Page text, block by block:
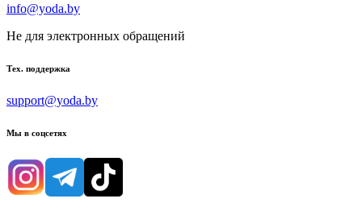
info@yoda.by
Не для электронных обращений
Тех. поддержка
support@yoda.by
Мы в соцсетях